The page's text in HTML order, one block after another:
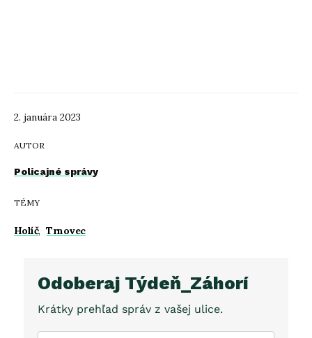
2. januára 2023
AUTOR
Policajné správy
TÉMY
Holíč, Trnovec
Odoberaj Týdeň_Záhorí
Krátky prehľad správ z vašej ulice.